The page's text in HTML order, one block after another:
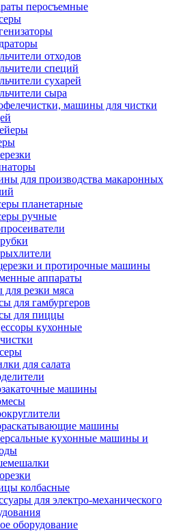
перосъемные
отходов
специй
сухарей
сыра
машины для чистки
для производства макаронных
планетарные
ручные
и протирочные машины
аппараты
резки мяса
для гамбургеров
для пиццы
кухонные
для салата
машины
машины
кухонные машины и
колбасные
для электро-механического
оборудование